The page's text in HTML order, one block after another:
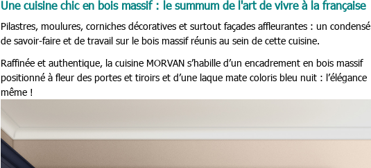
Une cuisine chic en bois massif : le summum de l'art de vivre à la française
Pilastres, moulures, corniches décoratives et surtout façades affleurantes : un condensé
de savoir-faire et de travail sur le bois massif réunis au sein de cette cuisine.
Raffinée et authentique, la cuisine MORVAN s’habille d’un encadrement en bois massif
positionné à fleur des portes et tiroirs et d’une laque mate coloris bleu nuit : l’élégance
même !